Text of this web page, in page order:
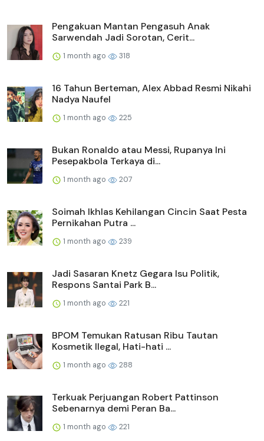
Pengakuan Mantan Pengasuh Anak
Sarwendah Jadi Sorotan, Cerit...
1 month ago 318
16 Tahun Berteman, Alex Abbad Resmi Nikahi
Nadya Naufel
1 month ago 225
Bukan Ronaldo atau Messi, Rupanya Ini
Pesepakbola Terkaya di...
1 month ago 207
Soimah Ikhlas Kehilangan Cincin Saat Pesta
Pernikahan Putra ...
1 month ago 239
Jadi Sasaran Knetz Gegara Isu Politik,
Respons Santai Park B...
1 month ago 221
BPOM Temukan Ratusan Ribu Tautan
Kosmetik Ilegal, Hati-hati ...
1 month ago 288
Terkuak Perjuangan Robert Pattinson
Sebenarnya demi Peran Ba...
1 month ago 221